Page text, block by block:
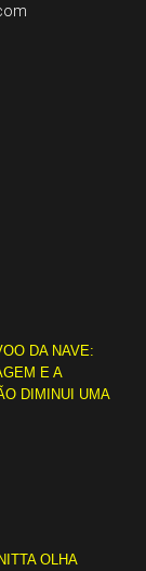
DA NAVE:
E A
DIMINUI UMA
OLHA